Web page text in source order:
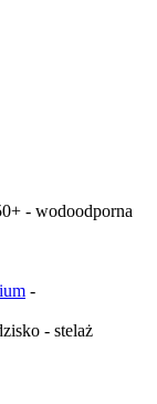
- wodoodporna
-
- stelaż